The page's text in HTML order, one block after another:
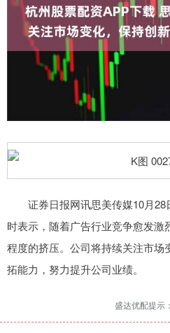
证券日报网讯思美传媒10月28
时表示，随着广告行业竞争愈发激
程度的挤压。公司将持续关注市
拓能力，努力提升公司业绩。
盛达优配提示